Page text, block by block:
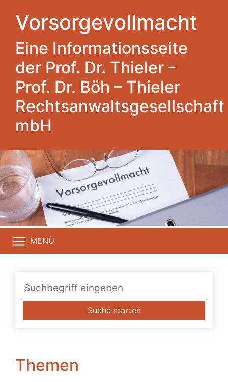
Vorsorgevollmacht
Eine Informationsseite
der Prof. Dr. Thieler –
Prof. Dr. Böh – Thieler
Rechtsanwaltsgesellschaft
mbH
MENÜ
Suche starten
Themen